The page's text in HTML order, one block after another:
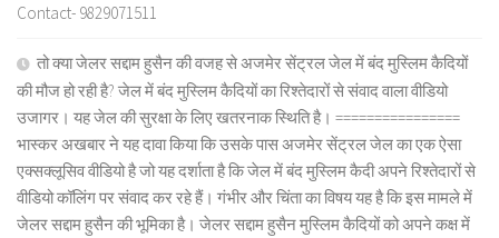
Contact- 9829071511
तो क्या जेलर सद्दाम हुसैन की वजह से अजमेर सेंट्रल जेल में बंद मुस्लिम कैदियों
की मौज हो रही है? जेल में बंद मुस्लिम कैदियों का रिश्तेदारों से संवाद वाला वीडियो
उजागर। यह जेल की सुरक्षा के लिए खतरनाक स्थिति है। ================
भास्कर अखबार ने यह दावा किया कि उसके पास अजमेर सेंट्रल जेल का एक ऐसा
एक्सक्लूसिव वीडियो है जो यह दर्शाता है कि जेल में बंद मुस्लिम कैदी अपने रिश्तेदारों से
वीडियो कॉलिंग पर संवाद कर रहे हैं। गंभीर और चिंता का विषय यह है कि इस मामले में
जेलर सद्दाम हुसैन की भूमिका है। जेलर सद्दाम हुसैन मुस्लिम कैदियों को अपने कक्ष में